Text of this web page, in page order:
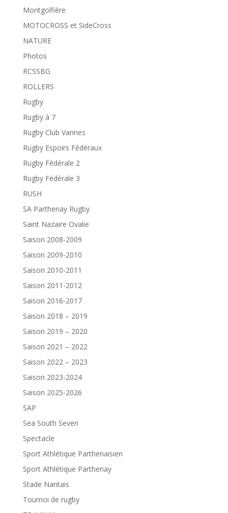
Montgolfière
MOTOCROSS et SideCross
NATURE
Photos
RCSSBG
ROLLERS
Rugby
Rugby à 7
Rugby Club Vannes
Rugby Espoirs Fédéraux
Rugby Fédérale 2
Rugby Fédérale 3
RUSH
SA Parthenay Rugby
Saint Nazaire Ovalie
Saison 2008-2009
Saison 2009-2010
Saison 2010-2011
Saison 2011-2012
Saison 2016-2017
Saison 2018 – 2019
Saison 2019 – 2020
Saison 2021 – 2022
Saison 2022 – 2023
Saison 2023-2024
Saison 2025-2026
SAP
Sea South Seven
Spectacle
Sport Athlétique Parthenaisien
Sport Athlétique Parthenay
Stade Nantais
Tournoi de rugby